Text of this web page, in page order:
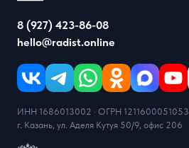
8 (927) 423-86-08
hello@radist.online
ИНН 1686013002 · ОГРН 1211600051053
г. Казань, ул. Аделя Кутуя 50/9, офис 206